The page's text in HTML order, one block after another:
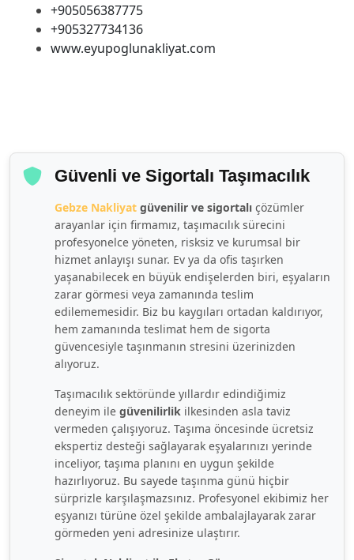
+905056387775
+905327734136
www.eyupoglunakliyat.com
Güvenli ve Sigortalı Taşımacılık
Gebze Nakliyat güvenilir ve sigortalı çözümler
arayanlar için firmamız, taşımacılık sürecini
profesyonelce yöneten, risksiz ve kurumsal bir
hizmet anlayışı sunar. Ev ya da ofis taşırken
yaşanabilecek en büyük endişelerden biri, eşyaların
zarar görmesi veya zamanında teslim
edilememesidir. Biz bu kaygıları ortadan kaldırıyor,
hem zamanında teslimat hem de sigorta
güvencesiyle taşınmanın stresini üzerinizden
alıyoruz.
Taşımacılık sektöründe yıllardır edindiğimiz
deneyim ile güvenilirlik ilkesinden asla taviz
vermeden çalışıyoruz. Taşıma öncesinde ücretsiz
ekspertiz desteği sağlayarak eşyalarınızı yerinde
inceliyor, taşıma planını en uygun şekilde
hazırlıyoruz. Bu sayede taşınma günü hiçbir
sürprizle karşılaşmazsınız. Profesyonel ekibimiz her
eşyanızı türüne özel şekilde ambalajlayarak zarar
görmeden yeni adresinize ulaştırır.